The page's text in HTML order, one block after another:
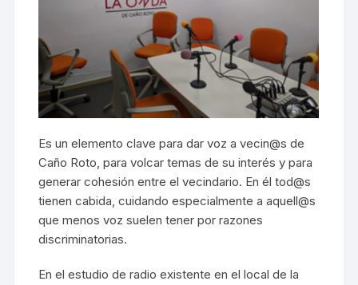
Es un elemento clave para dar voz a vecin@s de
Caño Roto, para volcar temas de su interés y para
generar cohesión entre el vecindario. En él tod@s
tienen cabida, cuidando especialmente a aquell@s
que menos voz suelen tener por razones
discriminatorias.
En el estudio de radio existente en el local de la